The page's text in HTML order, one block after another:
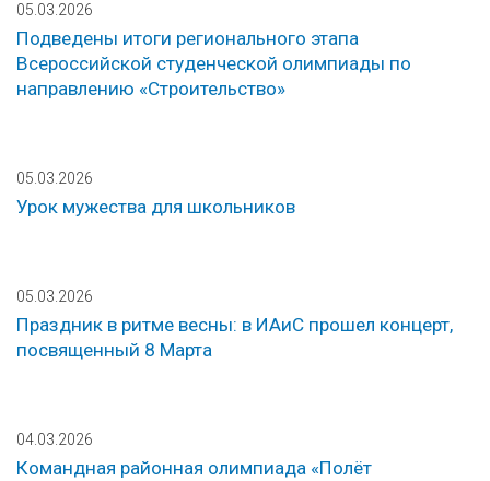
05.03.2026
Подведены итоги регионального этапа
Всероссийской студенческой олимпиады по
направлению «Строительство»
05.03.2026
Урок мужества для школьников
05.03.2026
Праздник в ритме весны: в ИАиС прошел концерт,
посвященный 8 Марта
04.03.2026
Командная районная олимпиада «Полёт